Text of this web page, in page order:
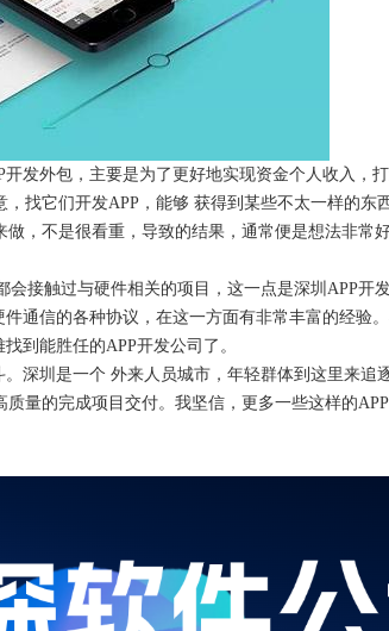
开发外包，主要是为了更好地实现资金个人收入，
找它们开发APP，能够 获得到某些不太一样的东
，不是很看重，导致的结果，通常便是想法非常
会接触过与硬件相关的项目，这一点是深圳APP开
通信的各种协议，在这一方面有非常丰富的经验
到能胜任的APP开发公司了。
深圳是一个 外来人员城市，年轻群体到这里来追
量的完成项目交付。我坚信，更多一些这样的